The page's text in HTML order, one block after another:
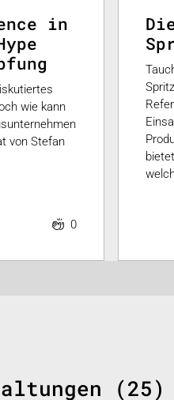
in
wie kann
von Stefan
0
(25)